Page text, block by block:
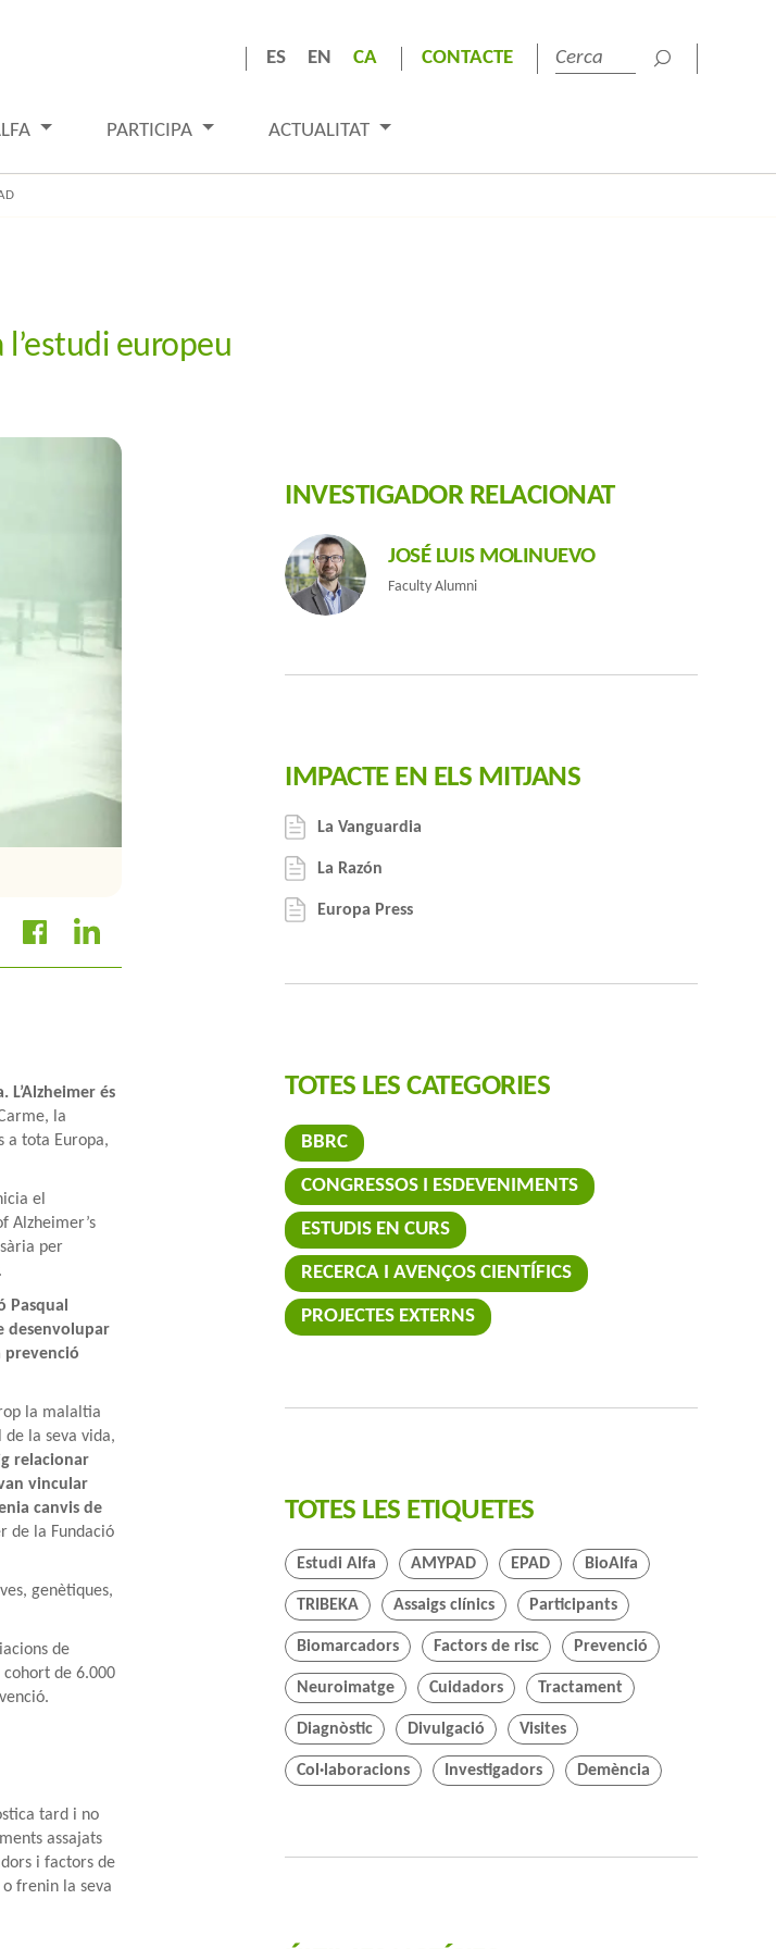
ES EN CA CONTACTE
PARTICIPA ACTUALITAT
europeu
Primera participant espanyola del projecte EPAD
és
la
a tota Europa,
el
Alzheimer’s
per
Pasqual
desenvolupar
prevenció
la malaltia
la seva vida,
relacionar
vincular
canvis de
de la Fundació
genètiques,
de
de 6.000
tard i no
assajats
i factors de
frenin la seva
INVESTIGADOR RELACIONAT
JOSÉ LUIS MOLINUEVO
Faculty Alumni
IMPACTE EN ELS MITJANS
La Vanguardia
La Razón
Europa Press
TOTES LES CATEGORIES
BBRC
CONGRESSOS I ESDEVENIMENTS
ESTUDIS EN CURS
RECERCA I AVENÇOS CIENTÍFICS
PROJECTES EXTERNS
TOTES LES ETIQUETES
Estudi Alfa AMYPAD EPAD BioAlfa
TRIBEKA Assaigs clínics Participants
Biomarcadors Factors de risc Prevenció
Neuroimatge Cuidadors Tractament
Diagnòstic Divulgació Visites
Col·laboracions Investigadors Demència